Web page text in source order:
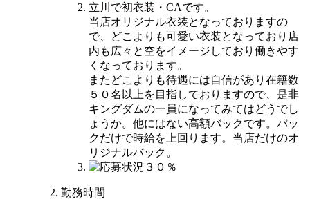
立川で初衣装・CAです。
当店オリジナル衣装となっておりますの
で、どこよりも可愛い衣装となっており店
内も広々と空をイメージしており働きやす
くなっております。
またどこよりも待遇には自信があり在籍数
５０名以上を目指しておりますので、是非
キングダムの一員になってみてはどうでし
ょうか。他にはない高額バックです。バッ
クだけで時給を上回ります。当店だけのオ
リジナルバック。
勤務時間